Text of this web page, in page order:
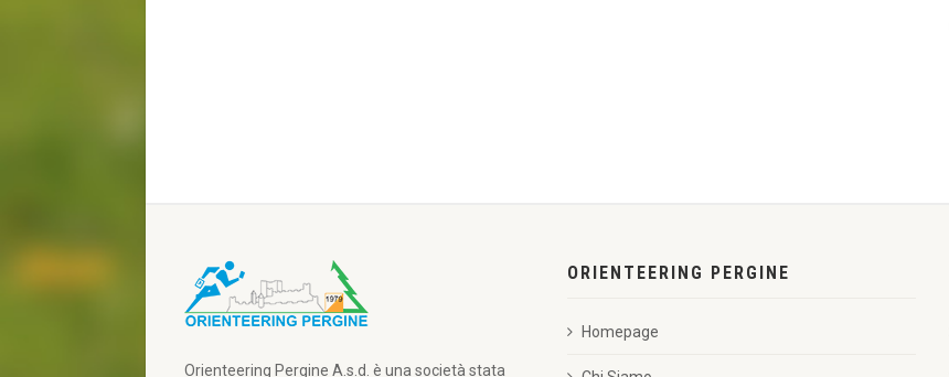
Orienteering Pergine A.s.d. è una società stata
ORIENTEERING PERGINE
Homepage